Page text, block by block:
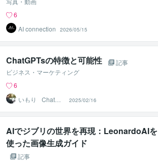
6
AI connection
2026/05/15
ChatGPTsの特徴と可能性
記事
ビジネス・マーケティング
6
いもり_ ChatGP
T
2025/02/16
AIでジブリの世界を再現：LeonardoAIを
使った画像生成ガイド
記事